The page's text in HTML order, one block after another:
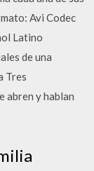
Avi Codec
Latino
de una
Tres
abren y hablan